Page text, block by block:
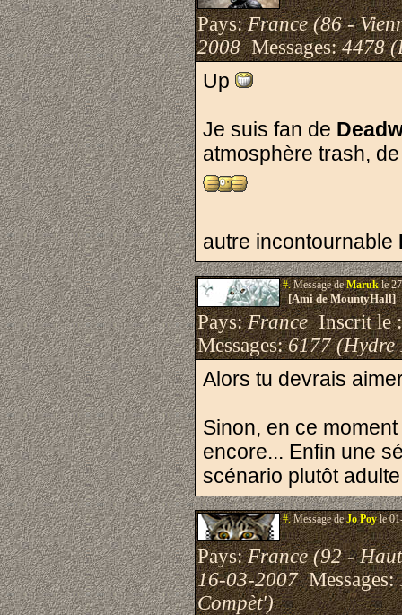
Pays:France (86 -
2008Messages:4478
Up
Je suis fan de
atmosphère trash,
autre incontournable
#.Message deMarukle
[Ami de MountyHall]
Pays:FranceInscrit le
Messages:6177 (Hydre
Alors tu devrais
Sinon, en ce
encore... Enfin une
scénario plutôt
#.Message deJo Poyle
Pays:France (92 -
16-03-2007Messages:
Compèt')